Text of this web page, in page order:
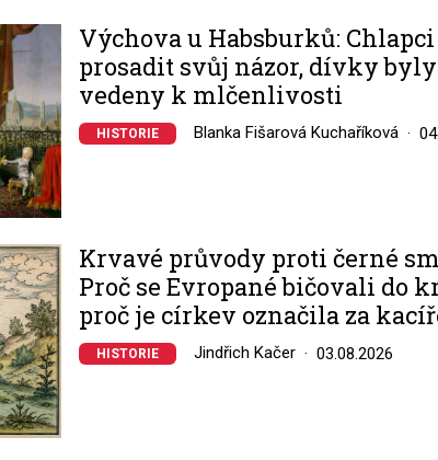
Výchova u Habsburků:
prosadit svůj názor, dívky byly
vedeny k mlčenlivosti
HISTORIE Blanka Fišarová Kuchaříková
Krvavé průvody proti černé
Proč se Evropané bičovali do
proč je církev označila za
HISTORIE Jindřich Kačer 03.08.2026